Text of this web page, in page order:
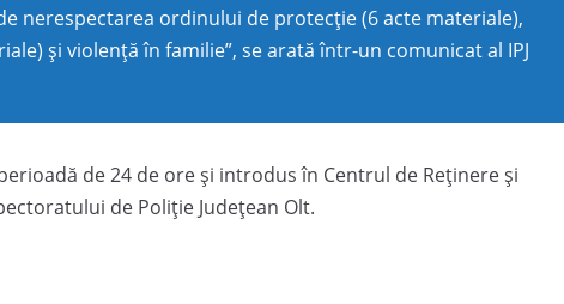
nerespectarea ordinului de protecție (6 acte materiale),
și violență în familie”, se arată într-un comunicat al IPJ
de 24 de ore și introdus în Centrul de Reținere și
de Poliție Județean Olt.